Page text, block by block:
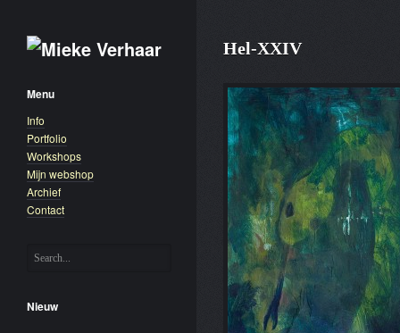
Menu
Info
Portfolio
Workshops
Mijn webshop
Archief
Contact
Nieuw
Hel-XXIV